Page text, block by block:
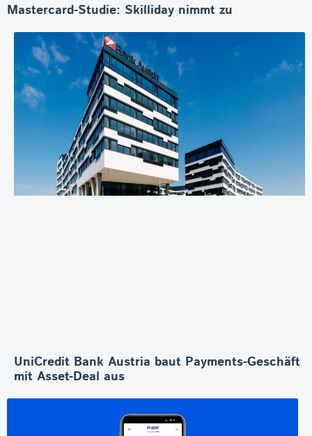
Mastercard-Studie: Skilliday nimmt zu
UniCredit Bank Austria baut Payments-Geschäft
mit Asset-Deal aus